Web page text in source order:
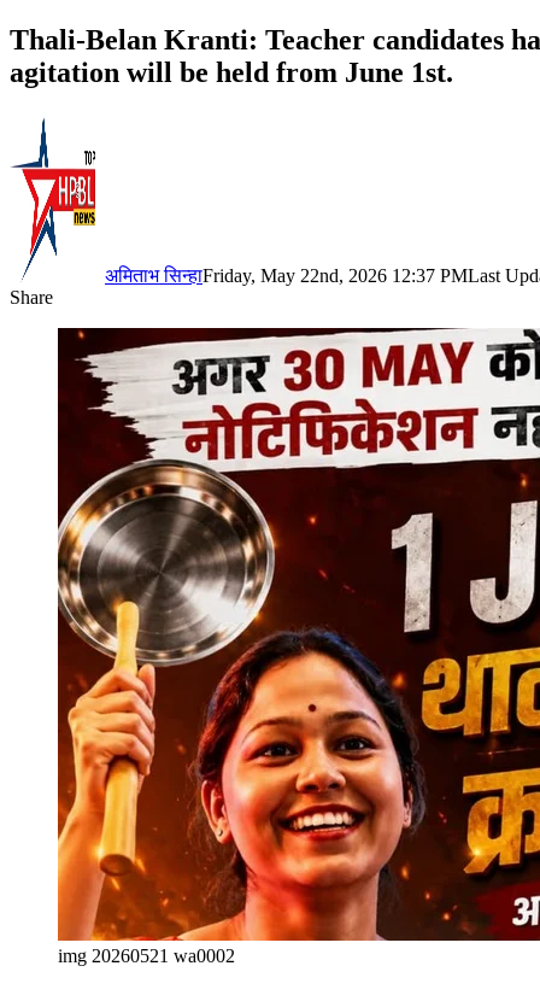
Thali-Belan Kranti: Teacher candidates
agitation will be held from June 1st.
अमिताभ सिन्हाFriday, May 22nd, 2026 12:37 PMLast
Share
img 20260521 wa0002